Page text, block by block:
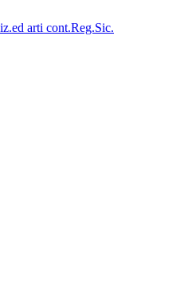
arti cont.Reg.Sic.